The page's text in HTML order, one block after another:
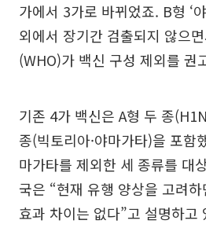
가에서 3가로 바뀌었죠. B형 ‘
외에서 장기간 검출되지 않으
(WHO)가 백신 구성 제외를 권
기존 4가 백신은 A형 두 종
종(빅토리아·야마가타)을 포함
마가타를 제외한 세 종류를 대
국은 “현재 유행 양상을 고려
효과 차이는 없다”고 설명하고